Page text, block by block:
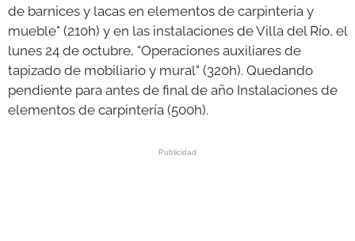
de barnices y lacas en elementos de carpintería y
mueble" (210h) y en las instalaciones de Villa del Río, el
lunes 24 de octubre, "Operaciones auxiliares de
tapizado de mobiliario y mural" (320h). Quedando
pendiente para antes de final de año Instalaciones de
elementos de carpintería (500h).